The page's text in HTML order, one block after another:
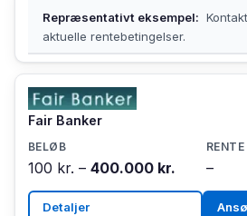
Repræsentativt eksempel:
aktuelle rentebetingelser.
Fair Banker
100 kr. – 400.000 kr. –
Detaljer